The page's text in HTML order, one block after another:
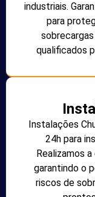
industriais.
para
qualificados
Instalações
24h para
Realizamos
garantindo o
riscos de